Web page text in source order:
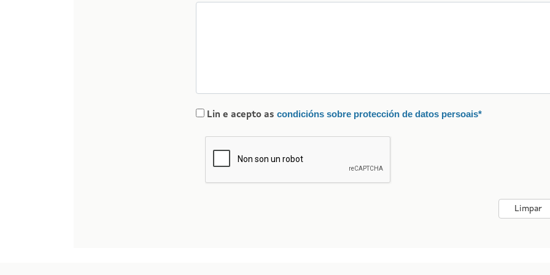
Lin e acepto as condicións sobre protección de datos persoais*
Limpar